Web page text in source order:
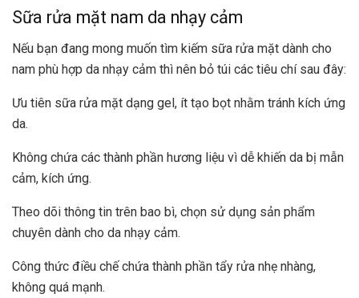
Sữa rửa mặt nam da nhạy cảm
Nếu bạn đang mong muốn tìm kiếm sữa rửa mặt dành cho
nam phù hợp da nhạy cảm thì nên bỏ túi các tiêu chí sau đây:
Ưu tiên sữa rửa mặt dạng gel, ít tạo bọt nhằm tránh kích ứng
da.
Không chứa các thành phần hương liệu vì dễ khiến da bị mẫn
cảm, kích ứng.
Theo dõi thông tin trên bao bì, chọn sử dụng sản phẩm
chuyên dành cho da nhạy cảm.
Công thức điều chế chứa thành phần tẩy rửa nhẹ nhàng,
không quá mạnh.